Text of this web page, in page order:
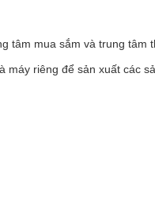
tâm mua sắm và trung tâm
máy riêng để sản xuất các